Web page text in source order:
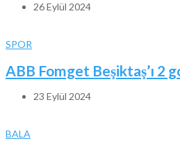
26 Eylül 2024
SPOR
ABB Fomget Beşiktaş’ı 2
23 Eylül 2024
BALA